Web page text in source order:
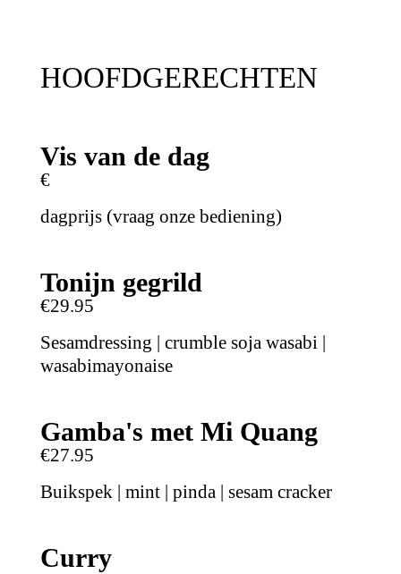
HOOFDGERECHTEN
Vis van de dag
€
dagprijs (vraag onze bediening)
Tonijn gegrild
€29.95
Sesamdressing | crumble soja wasabi |
wasabimayonaise
Gamba's met Mi Quang
€27.95
Buikspek | mint | pinda | sesam cracker
Curry